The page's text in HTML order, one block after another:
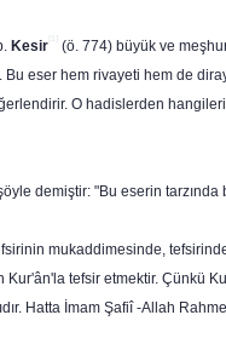
Kesir
(ö. 774) büyük ve
Bu eser hem rivayeti hem de
O hadislerden
demiştir: "Bu eserin
mukaddimesinde,
tefsir etmektir. Çünkü
Hatta İmam Şafiî -Allah